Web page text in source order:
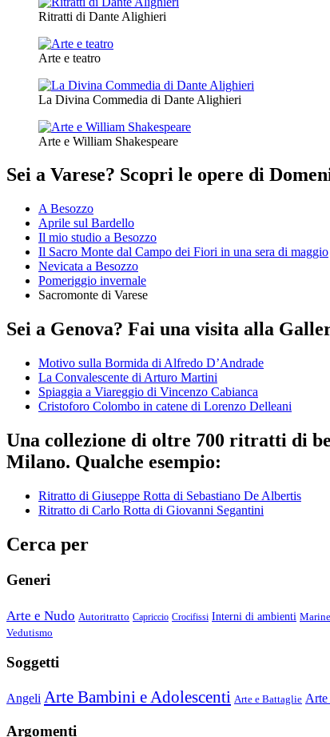
Ritratti di Dante Alighieri
Arte e teatro
La Divina Commedia di Dante Alighieri
Arte e William Shakespeare
Sei a Varese? Scopri le opere di
A Besozzo
Aprile sul Bardello
Il mio studio a Besozzo
Il Sacro Monte dal Campo dei Fiori in una sera di maggio
Nevicata a Besozzo
Pomeriggio invernale
Sacromonte di Varese
Sei a Genova? Fai una visita alla
Motivo sulla Bormida di Alfredo D’Andrade
La Convalescente di Arturo Martini
Spiaggia a Viareggio di Vincenzo Cabianca
Cristoforo Colombo in catene di Lorenzo Delleani
Una collezione di oltre 700 ritratti di
Milano. Qualche esempio:
Ritratto di Giuseppe Rotta di Sebastiano De Albertis
Ritratto di Carlo Rotta di Giovanni Segantini
Cerca per
Generi
Arte e Nudo Autoritratto Capriccio Crocifissi Interni di ambienti Marine
Vedutismo
Soggetti
Angeli Arte Bambini e Adolescenti Arte e Battaglie Arte
Argomenti